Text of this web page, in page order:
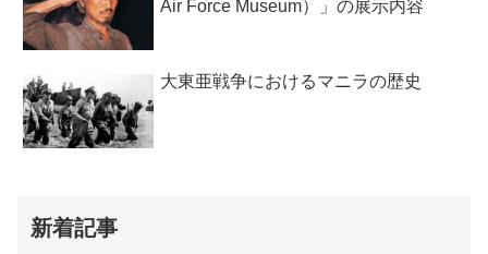
Air Force Museum）」の展示内容
大東亜戦争におけるマニラの歴史
新着記事